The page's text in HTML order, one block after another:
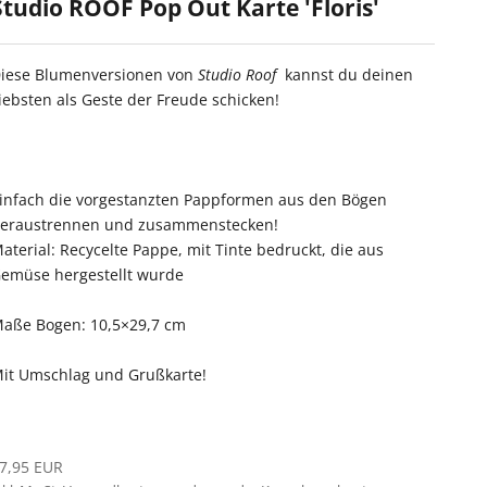
ROOF Pop Out Karte 'Floris'
Blumenversionen vonStudio Roofkannst du deinen
als Geste der Freude schicken!
die vorgestanzten Pappformen aus den Bögen
und zusammenstecken!
Recycelte Pappe, mit Tinte bedruckt, die aus
hergestellt wurde
Bogen: 10,5×29,7 cm
Umschlag und Grußkarte!
EUR